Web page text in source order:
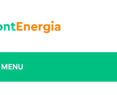
MENU